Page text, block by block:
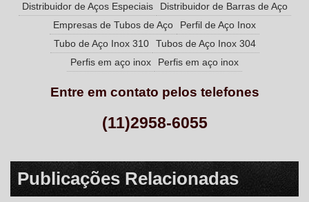
Distribuidor de Aços Especiais
Distribuidor de Barras de Aço
Empresas de Tubos de Aço
Perfil de Aço Inox
Tubo de Aço Inox 310
Tubos de Aço Inox 304
Perfis em aço inox
Perfis em aço inox
Entre em contato pelos telefones
(11)2958-6055
Publicações Relacionadas